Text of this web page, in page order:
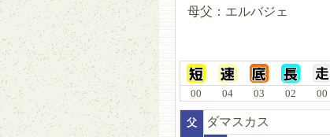
母父： エルバジェ
00 04 03 02 00
父 ダマスカス